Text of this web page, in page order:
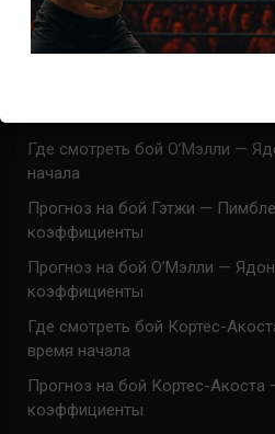
UFC 324 прямая трансляция
Марафон боев UFC 324 прямая
Где смотреть бой О’Мэлли —
начала
Прогноз на бой Гэтжи —
коэффициенты
Прогноз на бой О’Мэлли —
коэффициенты
Где смотреть бой Кортес-
время начала
Прогноз на бой Кортес-Акоста
коэффициенты